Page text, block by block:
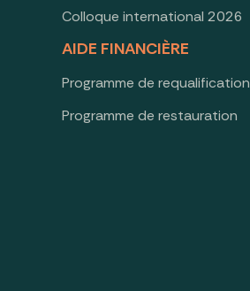
Colloque international 2026
AIDE FINANCIÈRE
Programme de requalification
Programme de restauration